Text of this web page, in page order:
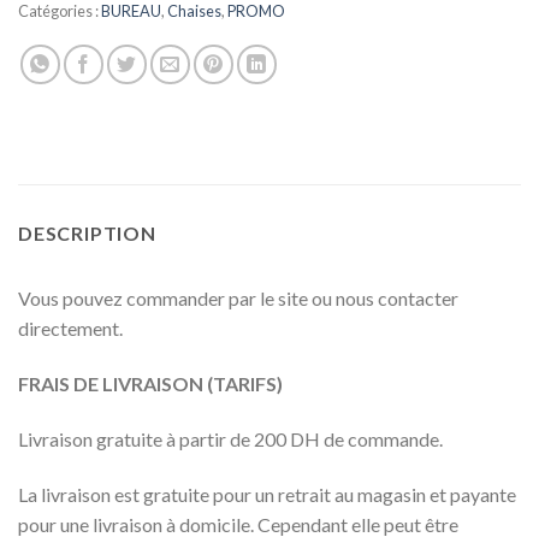
Catégories :BUREAU,Chaises,PROMO
DESCRIPTION
Vous pouvez commander par le site ou nous contacter
directement.
FRAIS DE LIVRAISON (TARIFS)
Livraison gratuite à partir de 200 DH de commande.
La livraison est gratuite pour un retrait au magasin et payante
pour une livraison à domicile. Cependant elle peut être